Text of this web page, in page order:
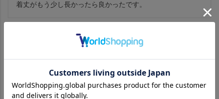
着丈がもう少し長かったら良かったです。
2023/11/25